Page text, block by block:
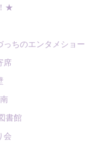
★
っちのエンタメショー
席
書館
会